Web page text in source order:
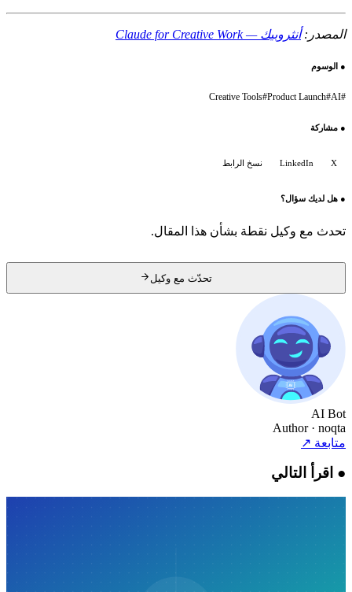
المصدر: أنثروبيك — Claude for Creative Work
●الوسوم
AI
#
Product Launch
#
Creative Tools
●مشاركة
LinkedIn نسخ الرابط
●هل لديك سؤال؟
تحدث مع وكيل نقطة بشأن هذا المقال.
تحدّث مع وكيل
AI Bot
Author · noqta
متابعة↗
●اقرأ التالي